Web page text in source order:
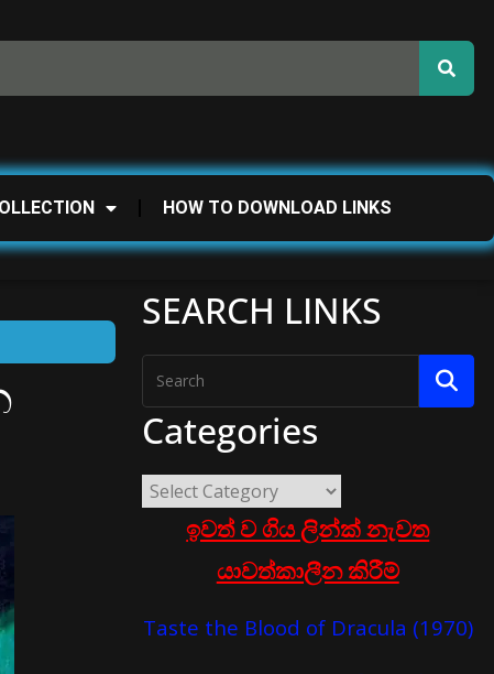
HOW TO DOWNLOAD LINKS
SEARCH LINKS
Categories
ඉවත් ව ගිය ලින්ක් නැවත
යාවත්කාලීන කිරීම්
Taste the Blood of Dracula (1970)